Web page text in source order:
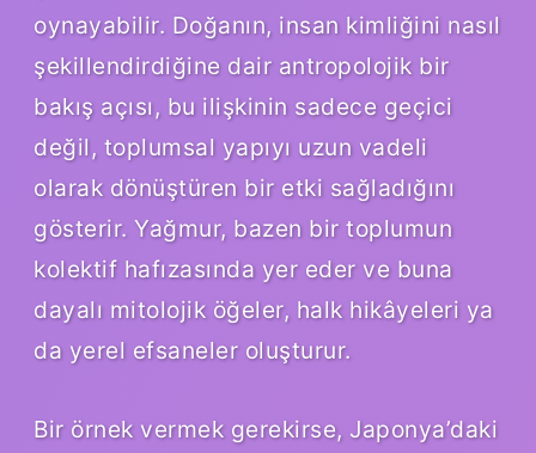
oynayabilir. Doğanın, insan kimliğini nasıl
şekillendirdiğine dair antropolojik bir
bakış açısı, bu ilişkinin sadece geçici
değil, toplumsal yapıyı uzun vadeli
olarak dönüştüren bir etki sağladığını
gösterir. Yağmur, bazen bir toplumun
kolektif hafızasında yer eder ve buna
dayalı mitolojik öğeler, halk hikâyeleri ya
da yerel efsaneler oluşturur.
Bir örnek vermek gerekirse, Japonya’daki